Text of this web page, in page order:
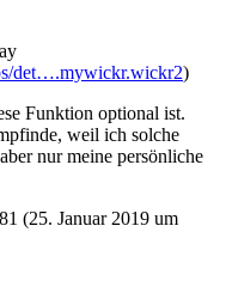
det….mywickr.wickr2)
Funktion optional ist.
weil ich solche
nur meine persönliche
(25. Januar 2019 um